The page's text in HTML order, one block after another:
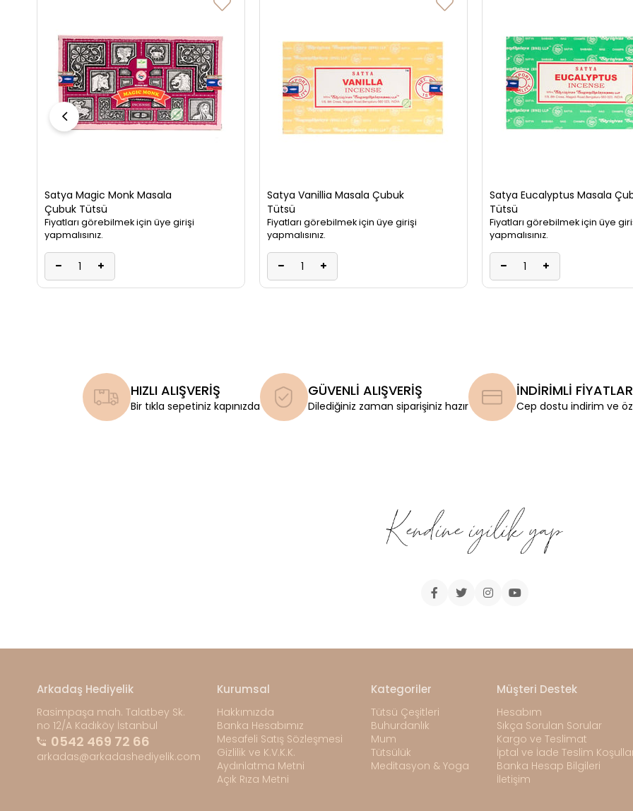
Satya Magic Monk Masala
Çubuk Tütsü
Fiyatları görebilmek için üye girişi
yapmalısınız.
Satya Vanillia Masala Çubuk
Tütsü
Fiyatları görebilmek için üye girişi
yapmalısınız.
Satya Eucalyptus Masala
Tütsü
Fiyatları görebilmek için üye
yapmalısınız.
HIZLI ALIŞVERİŞ
Bir tıkla sepetiniz kapınızda
GÜVENLİ ALIŞVERİŞ
Dilediğiniz zaman siparişiniz hazır
İNDİRİMLİ FİYATLAR
Cep dostu indirim ve
Arkadaş Hediyelik
Rasimpaşa mah. Talatbey Sk.
no 12/A Kadıköy İstanbul
0542 469 72 66
arkadas@arkadashediyelik.com
Kurumsal
Hakkımızda
Banka Hesabımız
Mesafeli Satış Sözleşmesi
Gizlilik ve K.V.K.K.
Aydınlatma Metni
Açık Rıza Metni
Kategoriler
Tütsü Çeşitleri
Buhurdanlık
Mum
Tütsülük
Meditasyon & Yoga
Müşteri Destek
Hesabım
Sıkça Sorulan Sorular
Kargo ve Teslimat
İptal ve İade Teslim
Banka Hesap Bilgileri
İletişim